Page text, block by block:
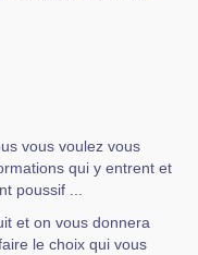
vous voulez vous
qui y entrent et
poussif ...
et on vous donnera
le choix qui vous